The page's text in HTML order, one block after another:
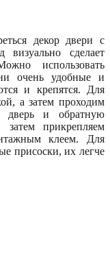
декор двери с
визуально сделает
использовать
очень удобные и
и крепятся. Для
а затем проходим
дверь и обратную
прикрепляем
клеем. Для
присоски, их легче